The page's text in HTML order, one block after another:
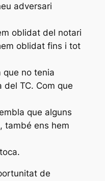
adversari
oblidat del notari
oblidat fins i tot
que no tenia
del TC. Com que
que alguns
també ens hem
de